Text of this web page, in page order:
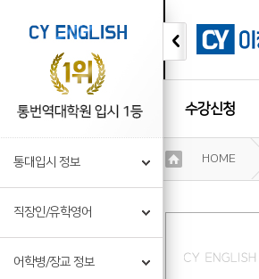
수강신청
수강후기
통대입시 정보
직장인/유학영어
어학병/장교 정보
기
HOME